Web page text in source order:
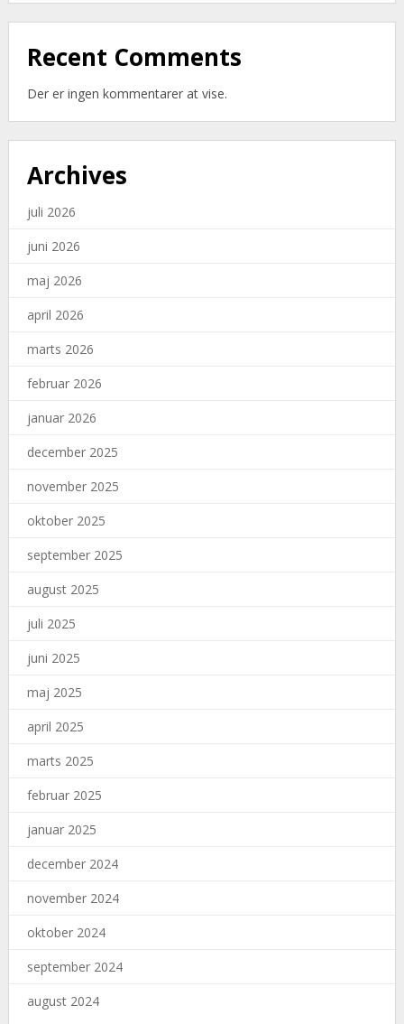
Recent Comments
Der er ingen kommentarer at vise.
Archives
juli 2026
juni 2026
maj 2026
april 2026
marts 2026
februar 2026
januar 2026
december 2025
november 2025
oktober 2025
september 2025
august 2025
juli 2025
juni 2025
maj 2025
april 2025
marts 2025
februar 2025
januar 2025
december 2024
november 2024
oktober 2024
september 2024
august 2024